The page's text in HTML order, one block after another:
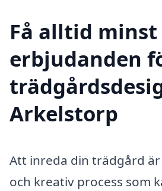
Få alltid minst
erbjudanden
Arkelstorp
Att inreda din trädgård
och kreativ process som